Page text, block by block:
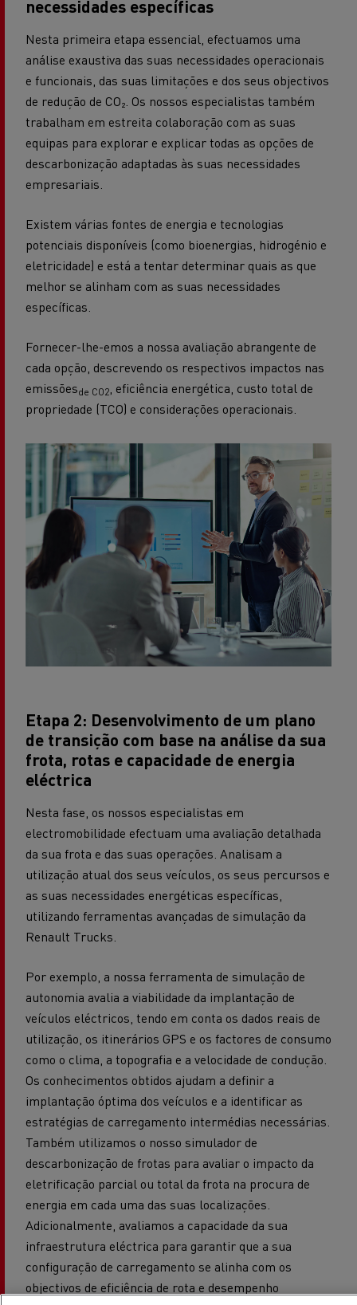
necessidades específicas
Nesta primeira etapa essencial, efectuamos uma
análise exaustiva das suas necessidades operacionais
e funcionais, das suas limitações e dos seus objectivos
de redução de CO₂. Os nossos especialistas também
trabalham em estreita colaboração com as suas
equipas para explorar e explicar todas as opções de
descarbonização adaptadas às suas necessidades
empresariais.
Existem várias fontes de energia e tecnologias
potenciais disponíveis (como bioenergias, hidrogénio e
eletricidade) e está a tentar determinar quais as que
melhor se alinham com as suas necessidades
específicas.
Fornecer-lhe-emos a nossa avaliação abrangente de
cada opção, descrevendo os respectivos impactos nas
emissõesde CO2 , eficiência energética, custo total de
propriedade (TCO) e considerações operacionais.
Etapa 2: Desenvolvimento de um plano
de transição com base na análise da sua
frota, rotas e capacidade de energia
eléctrica
Nesta fase, os nossos especialistas em
electromobilidade efectuam uma avaliação detalhada
da sua frota e das suas operações. Analisam a
utilização atual dos seus veículos, os seus percursos e
as suas necessidades energéticas específicas,
utilizando ferramentas avançadas de simulação da
Renault Trucks.
Por exemplo, a nossa ferramenta de simulação de
autonomia avalia a viabilidade da implantação de
veículos eléctricos, tendo em conta os dados reais de
utilização, os itinerários GPS e os factores de consumo
como o clima, a topografia e a velocidade de condução.
Os conhecimentos obtidos ajudam a definir a
implantação óptima dos veículos e a identificar as
estratégias de carregamento intermédias necessárias.
Também utilizamos o nosso simulador de
descarbonização de frotas para avaliar o impacto da
eletrificação parcial ou total da frota na procura de
energia em cada uma das suas localizações.
Adicionalmente, avaliamos a capacidade da sua
infraestrutura eléctrica para garantir que a sua
configuração de carregamento se alinha com os
objectivos de eficiência de rota e desempenho